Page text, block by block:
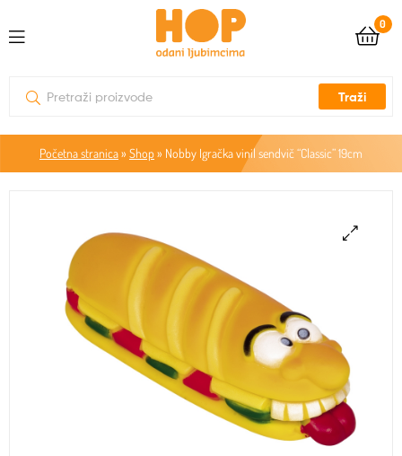
0
Traži
Početna stranica» Shop» Nobby Igračka vinil sendvič “Classic” 19cm